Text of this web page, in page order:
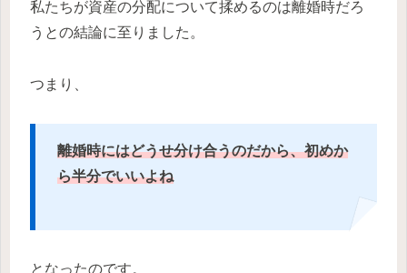
私たちが資産の分配について揉めるのは離婚時だろ
うとの結論に至りました。
つまり、
離婚時にはどうせ分け合うのだから、初めか
ら半分でいいよね
となったのです。